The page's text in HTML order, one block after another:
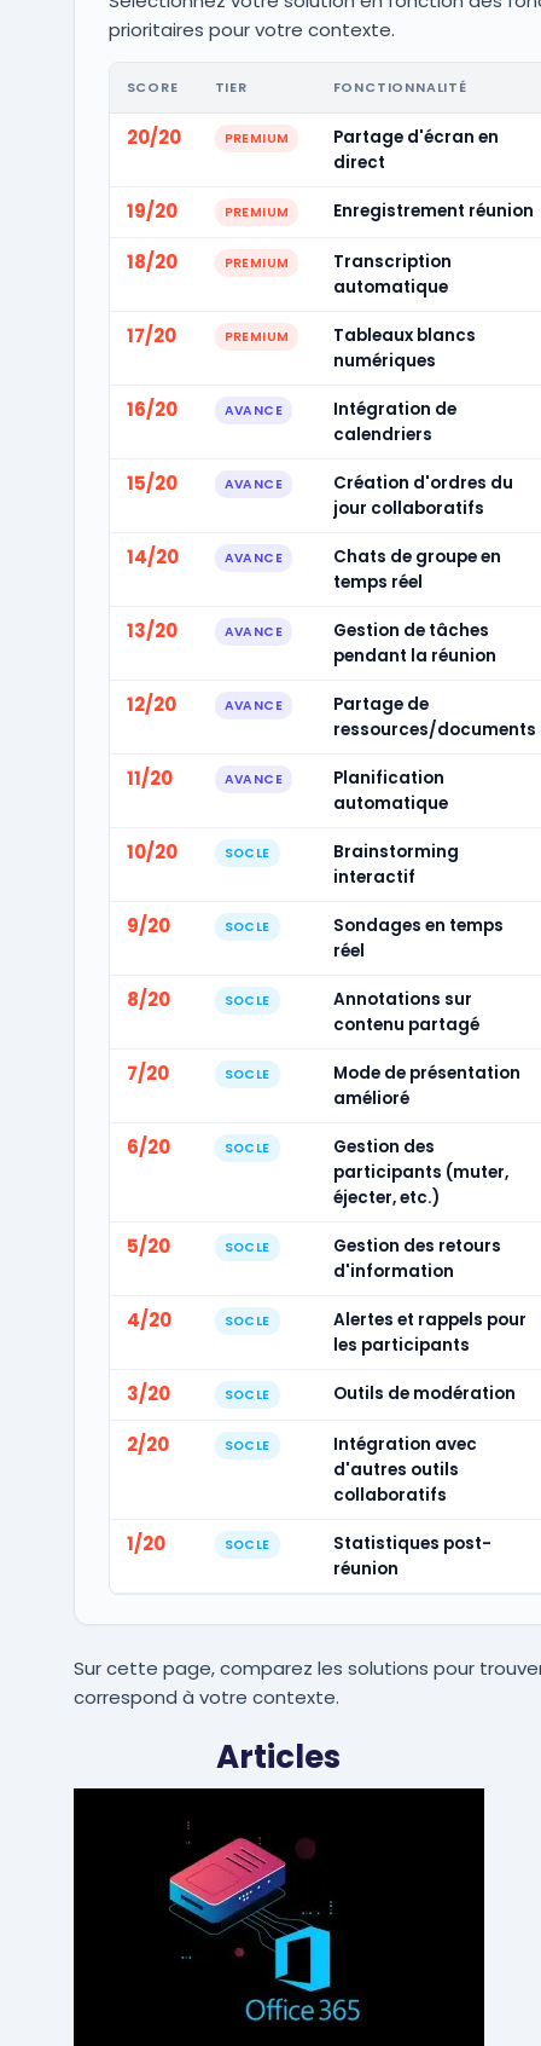
prioritaires pour votre contexte.
SCORE TIER FONCTIONNALITÉ
20/20 PREMIUM
Partage d'écran en
direct
19/20 PREMIUM Enregistrement réunion
18/20 PREMIUM
Transcription
automatique
17/20 PREMIUM
Tableaux blancs
numériques
16/20 AVANCE
Intégration de
calendriers
15/20 AVANCE
Création d'ordres du
jour collaboratifs
14/20 AVANCE
Chats de groupe en
temps réel
13/20 AVANCE
Gestion de tâches
pendant la réunion
12/20 AVANCE
Partage de
ressources/documents
11/20 AVANCE
Planification
automatique
10/20 SOCLE
Brainstorming
interactif
9/20 SOCLE
Sondages en temps
réel
8/20 SOCLE
Annotations sur
contenu partagé
7/20 SOCLE
Mode de présentation
amélioré
6/20 SOCLE
Gestion des
participants (muter,
éjecter, etc.)
5/20 SOCLE
Gestion des retours
d'information
4/20 SOCLE
Alertes et rappels pour
les participants
3/20 SOCLE Outils de modération
2/20 SOCLE
Intégration avec
d'autres outils
collaboratifs
1/20 SOCLE
Statistiques post-
réunion
Sur cette page, comparez les solutions pour
correspond à votre contexte.
Articles